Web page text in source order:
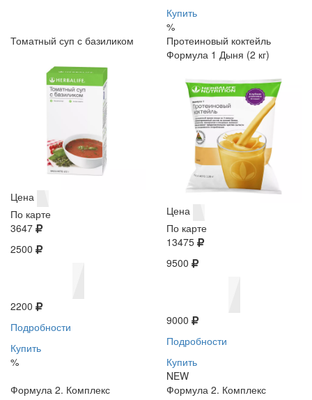
Купить
%
Томатный суп с базиликом
Цена
По карте
3647
2500
2200
Подробности
Купить
%
Протеиновый коктейль
Формула 1 Дыня (2 кг)
Цена
По карте
13475
9500
9000
Подробности
Купить
NEW
Формула 2. Комплекс
Формула 2. Комплекс